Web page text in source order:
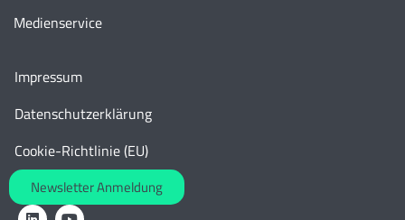
Medienservice
Impressum
Datenschutzerklärung
Cookie-Richtlinie (EU)
Newsletter Anmeldung